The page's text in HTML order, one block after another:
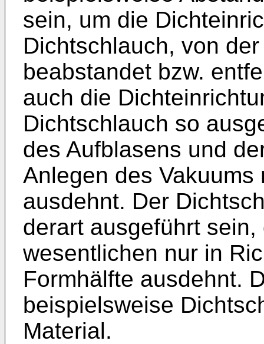
sein, um die
Dichtschlauch, von
beabstandet bzw.
auch die
Dichtschlauch so
des Aufblasens und
Anlegen des
ausdehnt. Der
derart ausgeführt
wesentlichen nur in
Formhälfte ausdehnt.
beispielsweise
Material.